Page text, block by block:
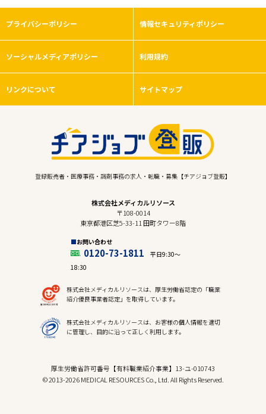
プライバシーポリシー 情報セキュリティポリシー
ソーシャルメディアポリシー 利用規約
リンクについて サイトマップ
登録販売者・医療事務・調剤事務の求人・転職・募集【チアジョブ登販】
株式会社メディカルリソース
〒108-0014
東京都港区芝5-33-11 田町タワー8階
お問い合わせ
0120-73-1811
平日9:30〜
18:30
株式会社メディカルリソースは、厚生労働省認定の「職業
紹介優良事業者認定」を取得しています。
株式会社メディカルリソースは、お客様の個人情報を適切
に管理し、目的に沿って正しく利用します。
厚生労働省許可番号【有料職業紹介事業】13-ユ-010743
© 2013-2026 MEDICAL RESOURCES Co., Ltd. All Rights Reserved.